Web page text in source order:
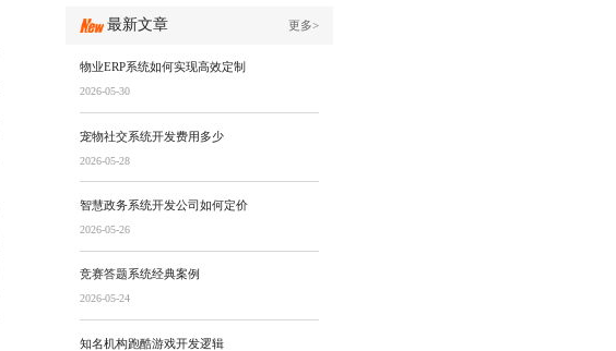
最新文章 更多>
物业ERP系统如何实现高效定制
2026-05-30
宠物社交系统开发费用多少
2026-05-28
智慧政务系统开发公司如何定价
2026-05-26
竞赛答题系统经典案例
2026-05-24
知名机构跑酷游戏开发逻辑